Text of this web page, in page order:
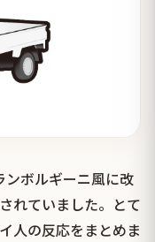
ボルギーニ風に改
れていました。とて
人の反応をまとめま